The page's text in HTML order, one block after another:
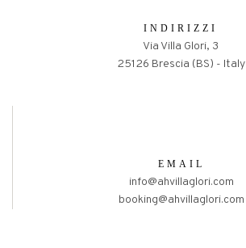
INDIRIZZI
Via Villa Glori, 3
25126 Brescia (BS) - Italy
EMAIL
info@ahvillaglori.com
booking@ahvillaglori.com